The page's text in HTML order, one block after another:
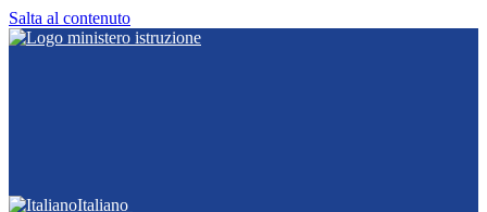
Salta al contenuto
Italiano